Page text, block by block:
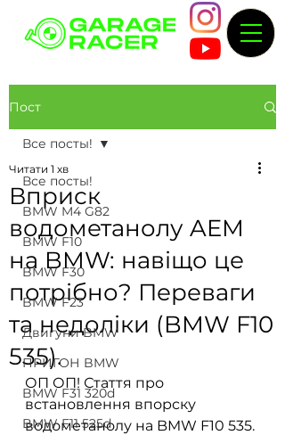
Пост
Все посты!
BMW M4 G82
BMW F10
BMW F30
BMW F23
Двигуни BMW
ПРИГОН BMW
BMW F31 320d
BMW F11 525d
Все посты!
Вприск
водометанолу AEM
на BMW: навіщо це
потрібно? Переваги
та недоліки (BMW F10
535).
Читати 1 хв
ОП ОП! Стаття про
встановлення впорску
водометанолу на BMW F10 535.